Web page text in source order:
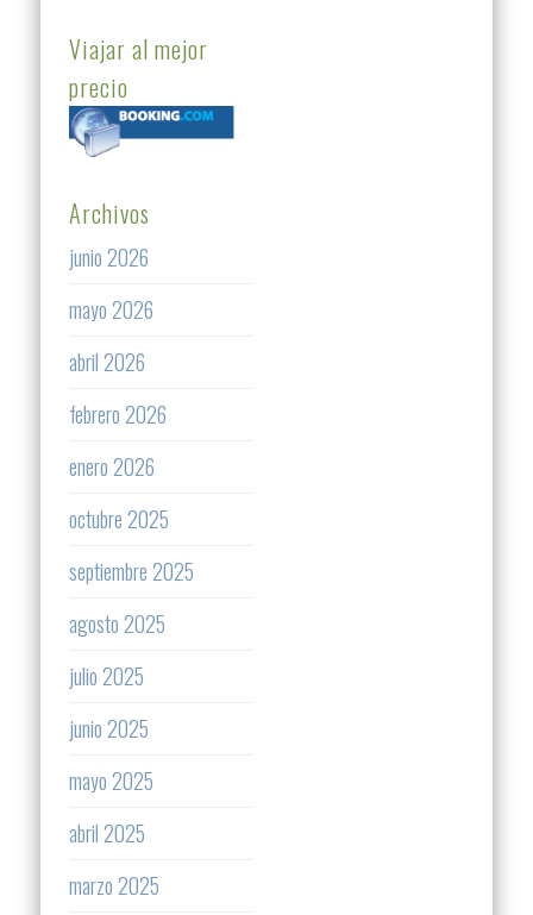
Viajar al mejor
precio
Archivos
junio 2026
mayo 2026
abril 2026
febrero 2026
enero 2026
octubre 2025
septiembre 2025
agosto 2025
julio 2025
junio 2025
mayo 2025
abril 2025
marzo 2025